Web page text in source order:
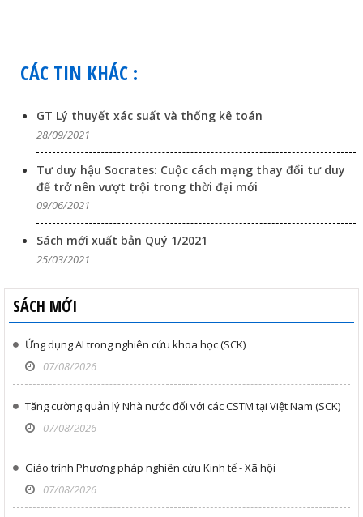
CÁC TIN KHÁC :
GT Lý thuyết xác suất và thống kê toán
28/09/2021
Tư duy hậu Socrates: Cuộc cách mạng thay đổi tư duy
để trở nên vượt trội trong thời đại mới
09/06/2021
Sách mới xuất bản Quý 1/2021
25/03/2021
SÁCH MỚI
Ứng dụng AI trong nghiên cứu khoa học (SCK)
07/08/2026
Tăng cường quản lý Nhà nước đối với các CSTM tại Việt Nam (SCK)
07/08/2026
Giáo trình Phương pháp nghiên cứu Kinh tế - Xã hội
07/08/2026